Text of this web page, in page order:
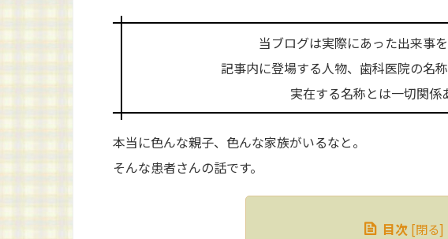
当ブログは実際にあった出来事
記事内に登場する人物、歯科医院の名
実在する名称とは一切関係
本当に色んな親子、色んな家族がいるなと。
そんな患者さんの話です。
目次 [閉る]